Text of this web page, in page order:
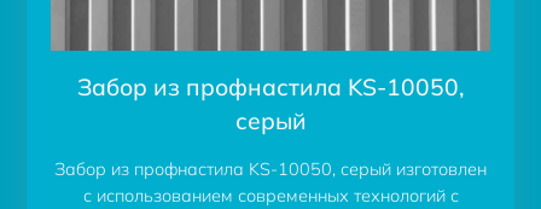
Забор из профнастила KS-10050,
серый
Забор из профнастила KS-10050, серый изготовлен
с использованием современных технологий с